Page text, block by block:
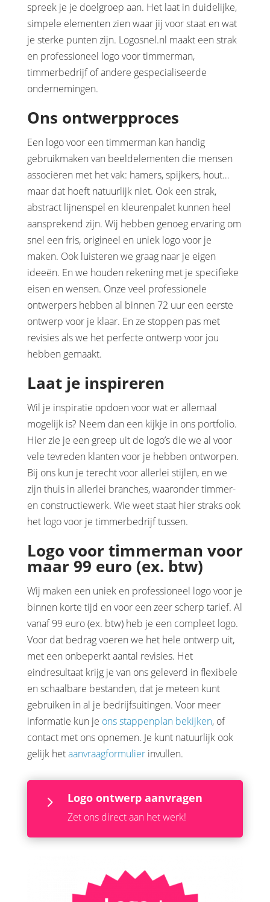
spreek je je doelgroep aan. Het laat in duidelijke,
simpele elementen zien waar jij voor staat en wat
je sterke punten zijn. Logosnel.nl maakt een strak
en professioneel logo voor timmerman,
timmerbedrijf of andere gespecialiseerde
ondernemingen.
Ons ontwerpproces
Een logo voor een timmerman kan handig
gebruikmaken van beeldelementen die mensen
associëren met het vak: hamers, spijkers, hout…
maar dat hoeft natuurlijk niet. Ook een strak,
abstract lijnenspel en kleurenpalet kunnen heel
aansprekend zijn. Wij hebben genoeg ervaring om
snel een fris, origineel en uniek logo voor je
maken. Ook luisteren we graag naar je eigen
ideeën. En we houden rekening met je specifieke
eisen en wensen. Onze veel professionele
ontwerpers hebben al binnen 72 uur een eerste
ontwerp voor je klaar. En ze stoppen pas met
revisies als we het perfecte ontwerp voor jou
hebben gemaakt.
Laat je inspireren
Wil je inspiratie opdoen voor wat er allemaal
mogelijk is? Neem dan een kijkje in ons portfolio.
Hier zie je een greep uit de logo’s die we al voor
vele tevreden klanten voor je hebben ontworpen.
Bij ons kun je terecht voor allerlei stijlen, en we
zijn thuis in allerlei branches, waaronder timmer-
en constructiewerk. Wie weet staat hier straks ook
het logo voor je timmerbedrijf tussen.
Logo voor timmerman voor
maar 99 euro (ex. btw)
Wij maken een uniek en professioneel logo voor je
binnen korte tijd en voor een zeer scherp tarief. Al
vanaf 99 euro (ex. btw) heb je een compleet logo.
Voor dat bedrag voeren we het hele ontwerp uit,
met een onbeperkt aantal revisies. Het
eindresultaat krijg je van ons geleverd in flexibele
en schaalbare bestanden, dat je meteen kunt
gebruiken in al je bedrijfsuitingen. Voor meer
informatie kun je ons stappenplan bekijken, of
contact met ons opnemen. Je kunt natuurlijk ook
gelijk hetaanvraagformulierinvullen.
5 Logo ontwerp aanvragen
Zet ons direct aan het werk!